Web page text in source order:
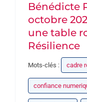
Bénédicte
octobre
une table
Résilience
Mots-clés : cadre
confiance